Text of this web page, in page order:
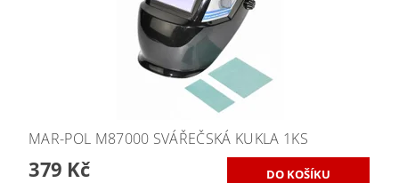
MAR-POL M87000 SVÁŘEČSKÁ KUKLA 1KS
379 Kč